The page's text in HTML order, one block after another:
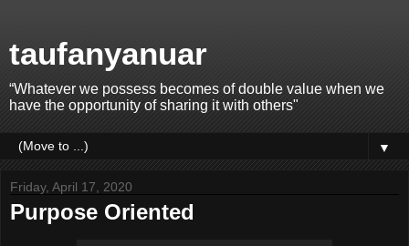
taufanyanuar
“Whatever we possess becomes of double value when we
have the opportunity of sharing it with others"
▼
Friday, April 17, 2020
Purpose Oriented